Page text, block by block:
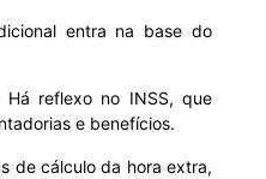
entra na base do
Há reflexo no INSS, que
e benefícios.
de cálculo da hora extra,